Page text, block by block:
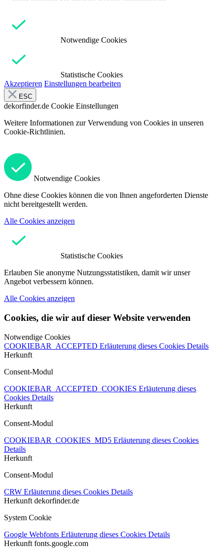
Notwendige Cookies
Statistische Cookies
Akzeptieren Einstellungen bearbeiten
ESC
dekorfinder.de Cookie Einstellungen
Weitere Informationen zur Verwendung von Cookies in unseren
Cookie-Richtlinien.
Notwendige Cookies
Ohne diese Cookies können die von Ihnen angeforderten Dienste
nicht bereitgestellt werden.
Alle Cookies anzeigen
Statistische Cookies
Erlauben Sie anonyme Nutzungsstatistiken, damit wir unser
Angebot verbessern können.
Alle Cookies anzeigen
Cookies, die wir auf dieser Website verwenden
Notwendige Cookies
COOKIEBAR_ACCEPTED Erläuterung dieses Cookies Details
Herkunft
Consent-Modul
COOKIEBAR_ACCEPTED_COOKIES Erläuterung dieses
Cookies Details
Herkunft
Consent-Modul
COOKIEBAR_COOKIES_MD5 Erläuterung dieses Cookies
Details
Herkunft
Consent-Modul
CRW Erläuterung dieses Cookies Details
Herkunft dekorfinder.de
System Cookie
Google Webfonts Erläuterung dieses Cookies Details
Herkunft fonts.google.com